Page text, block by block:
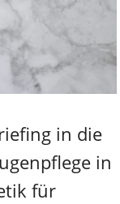
in die
in
für